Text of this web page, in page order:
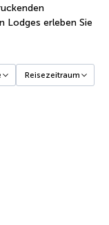
Lodges erleben Sie
Reisezeitraum